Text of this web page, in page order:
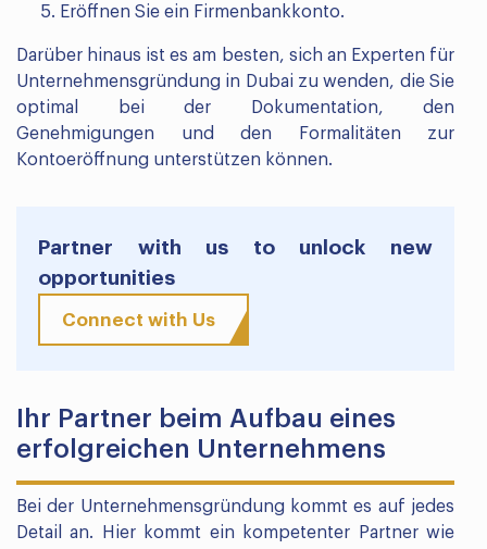
Eröffnen Sie ein Firmenbankkonto.
Darüber hinaus ist es am besten, sich an Experten für
Unternehmensgründung in Dubai zu wenden, die Sie
optimal bei der Dokumentation, den
Genehmigungen und den Formalitäten zur
Kontoeröffnung unterstützen können.
Partner with us to unlock new
opportunities
Connect with Us
Ihr Partner beim Aufbau eines
erfolgreichen Unternehmens
Bei der Unternehmensgründung kommt es auf jedes
Detail an. Hier kommt ein kompetenter Partner wie